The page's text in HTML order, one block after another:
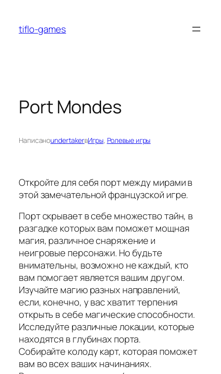
содержимому
tiflo-games
Port Mondes
НаписаноundertakerвИгры, Ролевые игры
Откройте для себя порт между мирами в
этой замечательной французской игре.
Порт скрывает в себе множество тайн, в
разгадке которых вам поможет мощная
магия, различное снаряжение и
неигровые персонажи. Но будьте
внимательны, возможно не каждый, кто
вам помогает является вашим другом.
Изучайте магию разных направлений,
если, конечно, у вас хватит терпения
открыть в себе магические способности.
Исследуйте различные локации, которые
находятся в глубинах порта.
Собирайте колоду карт, которая поможет
вам во всех ваших начинаниях.